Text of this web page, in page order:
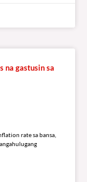
na gastusin sa
rate sa bansa,